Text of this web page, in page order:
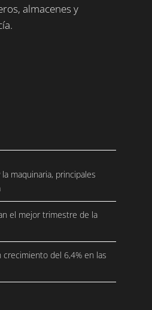
almacenes y
maquinaria, principales
el mejor trimestre de la
del 6,4% en las